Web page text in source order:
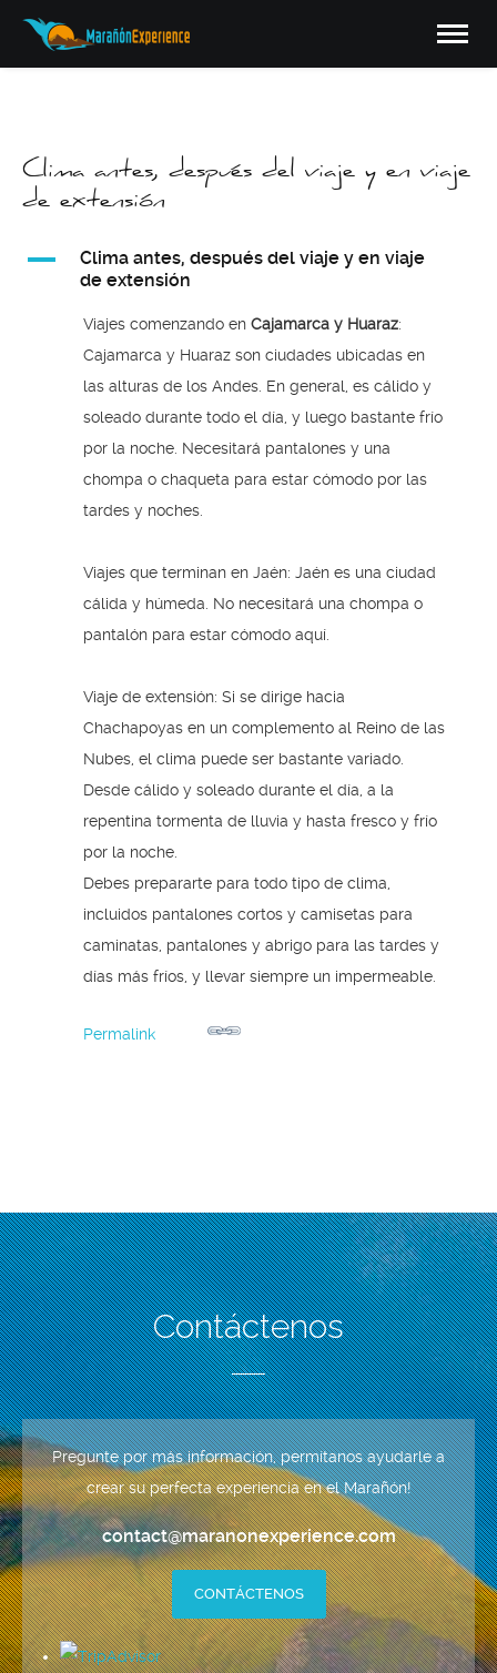
Clima antes, después del viaje y en viaje
de extensión
A
Clima antes, después del viaje y en viaje
de extensión
Viajes comenzando en Cajamarca y Huaraz:
Cajamarca y Huaraz son ciudades ubicadas en
las alturas de los Andes. En general, es cálido y
soleado durante todo el día, y luego bastante frío
por la noche. Necesitará pantalones y una
chompa o chaqueta para estar cómodo por las
tardes y noches.
Viajes que terminan en Jaén: Jaén es una ciudad
cálida y húmeda. No necesitará una chompa o
pantalón para estar cómodo aquí.
Viaje de extensión: Si se dirige hacia
Chachapoyas en un complemento al Reino de las
Nubes, el clima puede ser bastante variado.
Desde cálido y soleado durante el día, a la
repentina tormenta de lluvia y hasta fresco y frío
por la noche.
Debes prepararte para todo tipo de clima,
incluidos pantalones cortos y camisetas para
caminatas, pantalones y abrigo para las tardes y
días más fríos, y llevar siempre un impermeable.
Permalink
Contáctenos
Pregunte por más información, permítanos ayudarle a
crear su perfecta experiencia en el Marañón!
contact@maranonexperience.com
CONTÁCTENOS